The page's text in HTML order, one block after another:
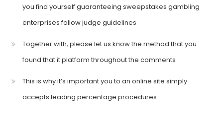
you find yourself guaranteeing sweepstakes gambling
enterprises follow judge guidelines
Together with, please let us know the method that you
found that it platform throughout the comments
This is why it’s important you to an online site simply
accepts leading percentage procedures